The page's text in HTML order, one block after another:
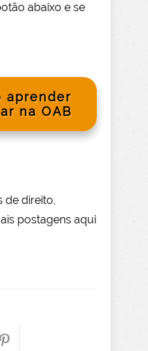
abaixo e se
aprender
na OAB
de direito,
postagens aqui